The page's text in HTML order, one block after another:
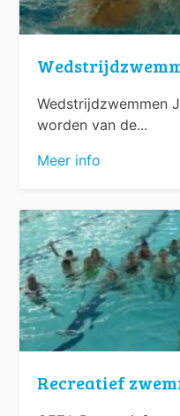
Wedstrijdzwemmen
worden van de...
Meer info
Recreatief